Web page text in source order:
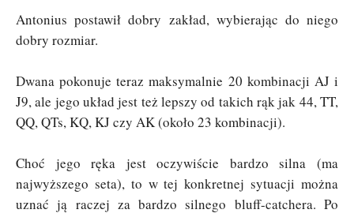
Antonius postawił dobry zakład, wybierając do niego
dobry rozmiar.
Dwana pokonuje teraz maksymalnie 20 kombinacji AJ i
J9, ale jego układ jest też lepszy od takich rąk jak 44, TT,
QQ, QTs, KQ, KJ czy AK (około 23 kombinacji).
Choć jego ręka jest oczywiście bardzo silna (ma
najwyższego seta), to w tej konkretnej sytuacji można
uznać ją raczej za bardzo silnego bluff-catchera. Po